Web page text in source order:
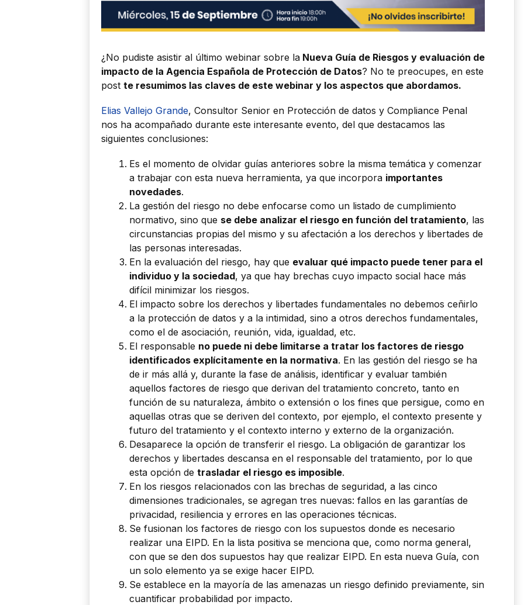
¿No pudiste asistir al último webinar sobre la Nueva Guía de Riesgos y evaluación de
impacto de la Agencia Española de Protección de Datos? No te preocupes, en este
post te resumimos las claves de este webinar y los aspectos que abordamos.
Elias Vallejo Grande, Consultor Senior en Protección de datos y Compliance Penal
nos ha acompañado durante este interesante evento, del que destacamos las
siguientes conclusiones:
Es el momento de olvidar guías anteriores sobre la misma temática y comenzar
a trabajar con esta nueva herramienta, ya que incorpora importantes
novedades.
La gestión del riesgo no debe enfocarse como un listado de cumplimiento
normativo, sino que se debe analizar el riesgo en función del tratamiento, las
circunstancias propias del mismo y su afectación a los derechos y libertades de
las personas interesadas.
En la evaluación del riesgo, hay que evaluar qué impacto puede tener para el
individuo y la sociedad, ya que hay brechas cuyo impacto social hace más
difícil minimizar los riesgos.
El impacto sobre los derechos y libertades fundamentales no debemos ceñirlo
a la protección de datos y a la intimidad, sino a otros derechos fundamentales,
como el de asociación, reunión, vida, igualdad, etc.
El responsable no puede ni debe limitarse a tratar los factores de riesgo
identificados explícitamente en la normativa. En las gestión del riesgo se ha
de ir más allá y, durante la fase de análisis, identificar y evaluar también
aquellos factores de riesgo que derivan del tratamiento concreto, tanto en
función de su naturaleza, ámbito o extensión o los fines que persigue, como en
aquellas otras que se deriven del contexto, por ejemplo, el contexto presente y
futuro del tratamiento y el contexto interno y externo de la organización.
Desaparece la opción de transferir el riesgo. La obligación de garantizar los
derechos y libertades descansa en el responsable del tratamiento, por lo que
esta opción de trasladar el riesgo es imposible.
En los riesgos relacionados con las brechas de seguridad, a las cinco
dimensiones tradicionales, se agregan tres nuevas: fallos en las garantías de
privacidad, resiliencia y errores en las operaciones técnicas.
Se fusionan los factores de riesgo con los supuestos donde es necesario
realizar una EIPD. En la lista positiva se menciona que, como norma general,
con que se den dos supuestos hay que realizar EIPD. En esta nueva Guía, con
un solo elemento ya se exige hacer EIPD.
Se establece en la mayoría de las amenazas un riesgo definido previamente, sin
cuantificar probabilidad por impacto.